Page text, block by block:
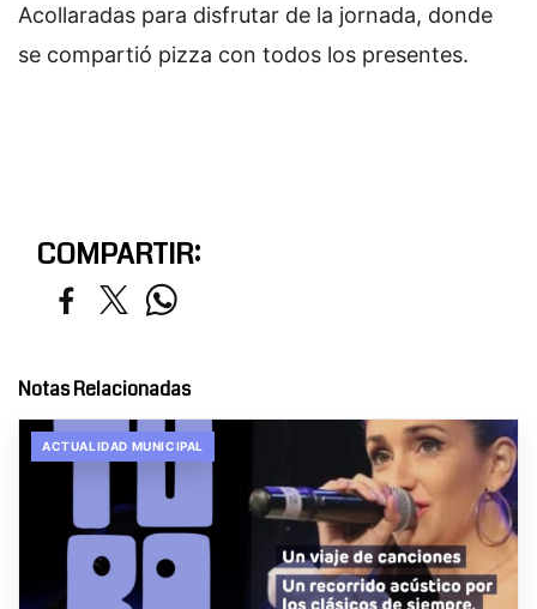
Acollaradas para disfrutar de la jornada, donde
se compartió pizza con todos los presentes.
COMPARTIR:
Notas Relacionadas
ACTUALIDAD MUNICIPAL